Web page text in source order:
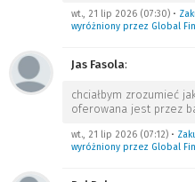
wt., 21 lip 2026 (07:30) •
wyróżniony przez Global
Jas Fasola:
chciałbym zrozumieć
oferowana jest przez
wt., 21 lip 2026 (07:12) •
wyróżniony przez Global